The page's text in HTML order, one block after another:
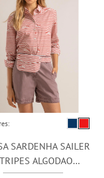
SARDENHA SAILER
ALGODAO
VERMELHO